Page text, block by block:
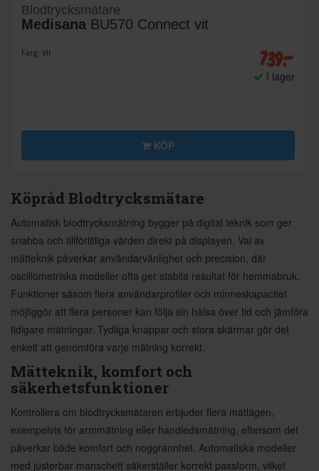
Blodtrycksmätare
Medisana BU570 Connect vit
Färg: Vit 739:-
I lager
KÖP
Köpråd Blodtrycksmätare
Automatisk blodtrycksmätning bygger på digital teknik som ger
snabba och tillförlitliga värden direkt på displayen. Val av
mätteknik påverkar användarvänlighet och precision, där
oscillometriska modeller ofta ger stabila resultat för hemmabruk.
Funktioner såsom flera användarprofiler och minneskapacitet
möjliggör att flera personer kan följa sin hälsa över tid och jämföra
tidigare mätningar. Tydliga knappar och stora skärmar gör det
enkelt att genomföra varje mätning korrekt.
Mätteknik, komfort och
säkerhetsfunktioner
Kontrollera om blodtrycksmätaren erbjuder flera mätlägen,
exempelvis för armmätning eller handledsmätning, eftersom det
påverkar både komfort och noggrannhet. Automatiska modeller
med justerbar manschett säkerställer korrekt passform, vilket